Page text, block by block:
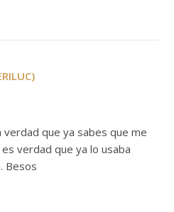
verdad que ya sabes que me
verdad que ya lo usaba
Besos